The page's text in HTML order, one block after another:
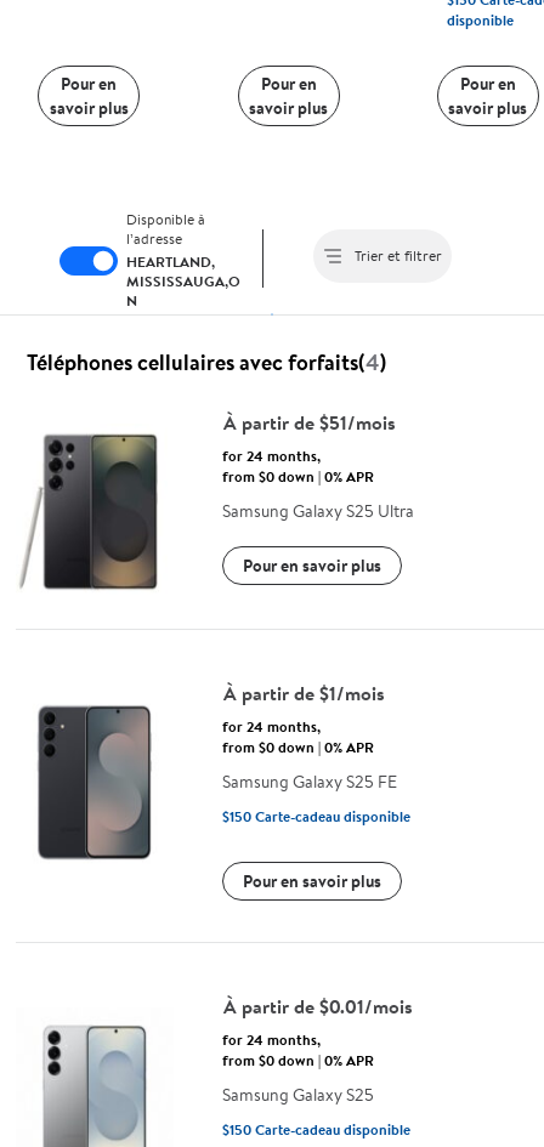
Pour en
savoir plus
Pour en
savoir plus
disponible
Pour en
savoir plus
Disponible à
l’adresse
HEARTLAND,
MISSISSAUGA,O
N
Trier et filtrer
Téléphones cellulaires avec forfaits(4)
À partir de $51/mois
for 24 months,
from $0 down | 0% APR
Samsung Galaxy S25 Ultra
Pour en savoir plus
À partir de $1/mois
for 24 months,
from $0 down | 0% APR
Samsung Galaxy S25 FE
$150Carte-cadeau disponible
Pour en savoir plus
À partir de $0.01/mois
for 24 months,
from $0 down | 0% APR
Samsung Galaxy S25
$150Carte-cadeau disponible